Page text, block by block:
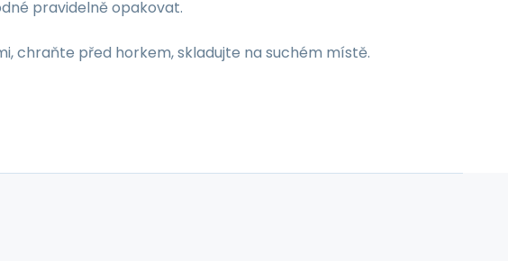
pravidelně opakovat.
chraňte před horkem, skladujte na suchém místě.